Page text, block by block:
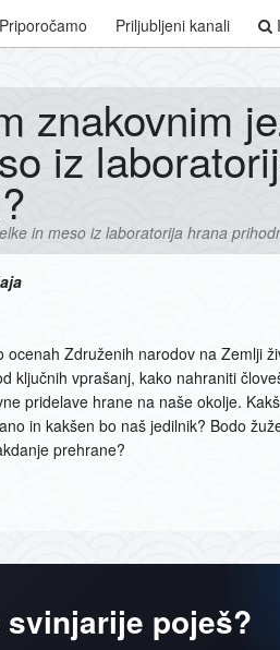
Priporočamo Priljubljeni kanali
znakovnim
iz
in meso iz laboratorija hrana
ocenah Združenih narodov na Zemlji
ključnih vprašanj, kako nahraniti
pridelave hrane na naše okolje.
in kakšen bo naš jedilnik? Bodo
prehrane?
poješ?